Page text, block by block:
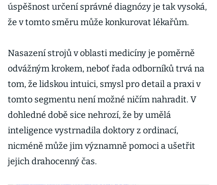
úspěšnost určení správné diagnózy je tak vysoká,
že v tomto směru může konkurovat lékařům.
Nasazení strojů v oblasti medicíny je poměrně
odvážným krokem, neboť řada odborníků trvá na
tom, že lidskou intuici, smysl pro detail a praxi v
tomto segmentu není možné ničím nahradit. V
dohledné době sice nehrozí, že by umělá
inteligence vystrnadila doktory z ordinací,
nicméně může jim významně pomoci a ušetřit
jejich drahocenný čas.